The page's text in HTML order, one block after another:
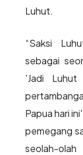
Luhut.
“Saksi
sebagai
'Jadi
Papua hari
pemegang
seolah-